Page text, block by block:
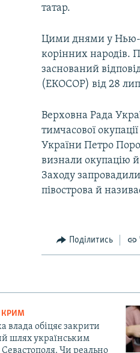
татар.
Цими днями у Нью-
корінних народів.
заснований
(ЕКОСОР) від 28
Верховна Рада
тимчасової
України Петро
визнали окупацію
Заходу
півострова й
Поділитись
КРИМ
влада обіцяє закрити
шлях українським
Чи реально